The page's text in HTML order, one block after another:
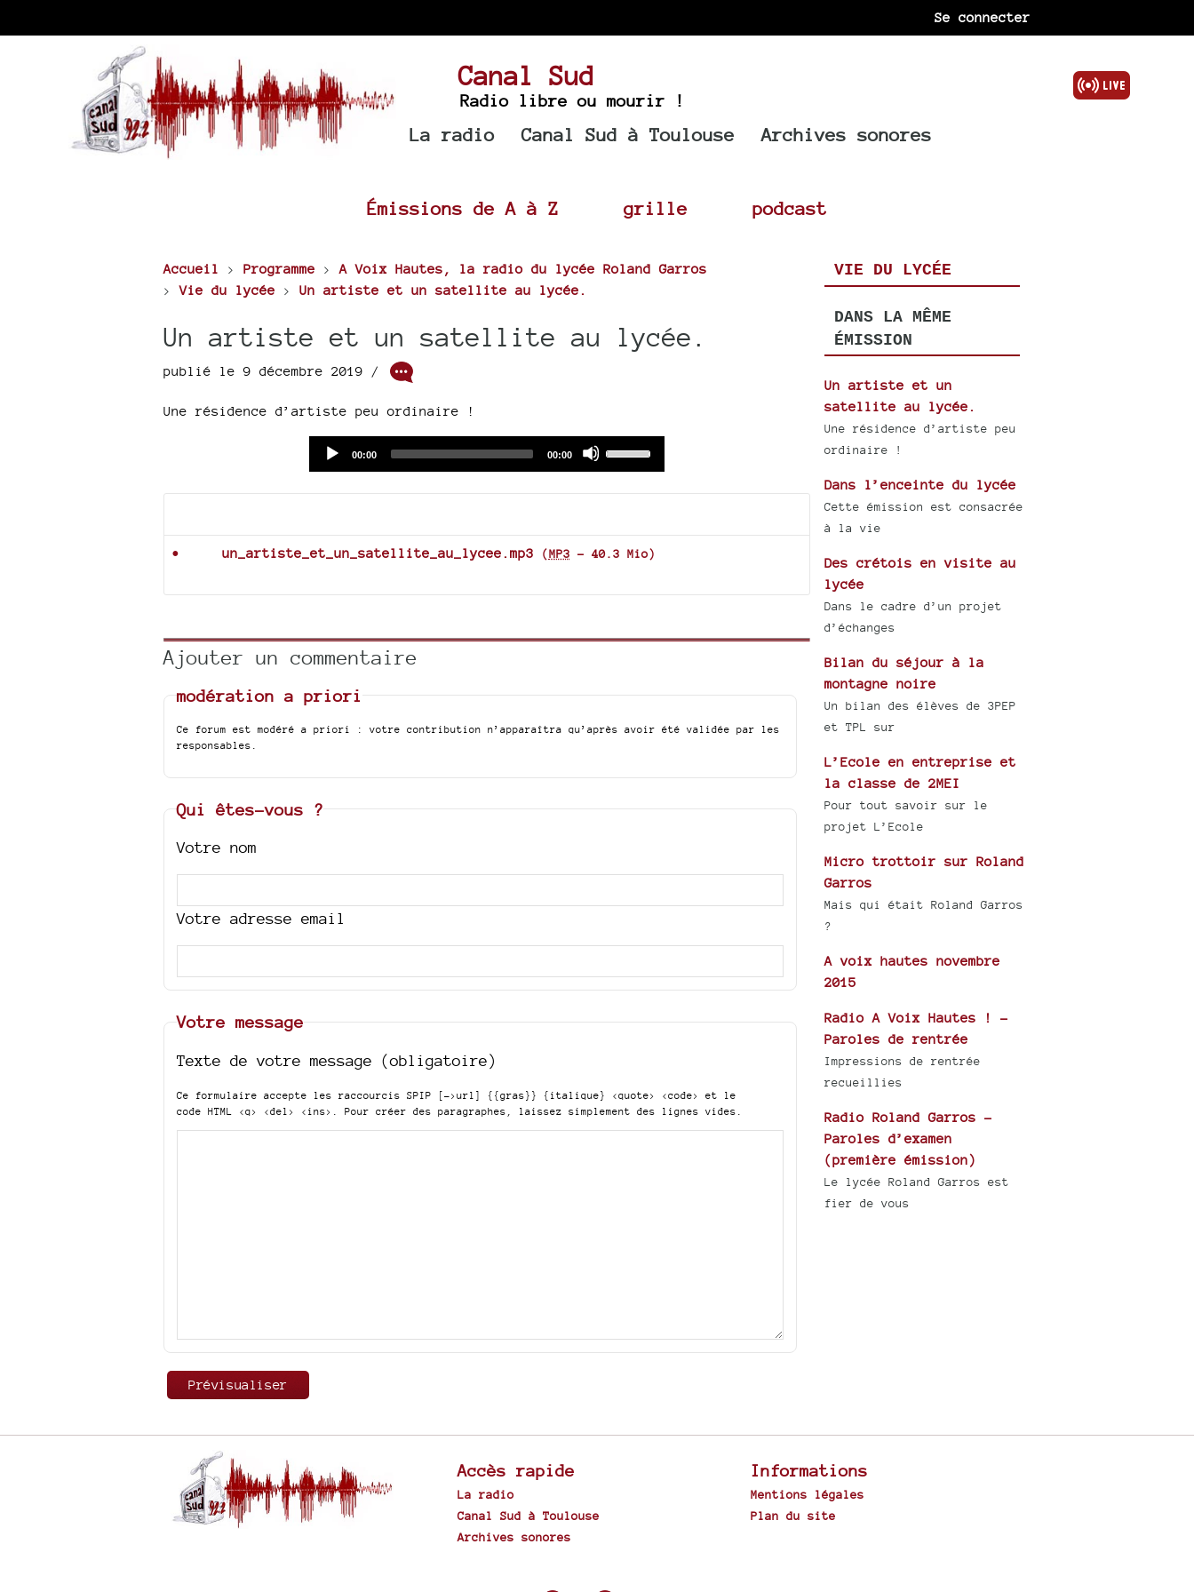
Se connecter
Canal Sud
Radio libre ou mourir !
La radio Canal Sud à Toulouse Archives sonores
Émissions de A à Z grille podcast
Accueil > Programme > A Voix Hautes, la radio du lycée Roland Garros
>Vie du lycée > Un artiste et un satellite au lycée.
Un artiste et un satellite au lycée.
publié le 9 décembre 2019 /
Une résidence d’artiste peu ordinaire !
Current
00:00
Total
00:00
increase
decrease
un_artiste_et_un_satellite_au_lycee.mp3 (MP3 - 40.3 Mio)
Ajouter un commentaire
modération a priori
Ce forum est modéré a priori : votre contribution n’apparaîtra qu’après avoir été validée par les
responsables.
Qui êtes-vous ?
Votre nom
Votre adresse email
Votre message
Texte de votre message (obligatoire)
Ce formulaire accepte les raccourcis SPIP [->url] {{gras}} {italique} <quote> <code>
et le
code HTML <q> <del> <ins> . Pour créer des paragraphes, laissez simplement des lignes vides.
VIE DU LYCÉE
DANS LA MÊME
ÉMISSION
Un artiste et un
satellite au lycée.
Une résidence d’artiste peu
ordinaire !
Dans l’enceinte du lycée
Cette émission est consacrée
à la vie
Des crétois en visite au
lycée
Dans le cadre d’un projet
d’échanges
Bilan du séjour à la
montagne noire
Un bilan des élèves de 3PEP
et TPL sur
L’Ecole en entreprise et
la classe de 2MEI
Pour tout savoir sur le
projet L’Ecole
Micro trottoir sur Roland
Garros
Mais qui était Roland Garros
?
A voix hautes novembre
2015
Radio A Voix Hautes ! -
Paroles de rentrée
Impressions de rentrée
recueillies
Radio Roland Garros -
Paroles d’examen
(première émission)
Le lycée Roland Garros est
fier de vous
Accès rapide
La radio
Canal Sud à Toulouse
Archives sonores
Informations
Mentions légales
Plan du site